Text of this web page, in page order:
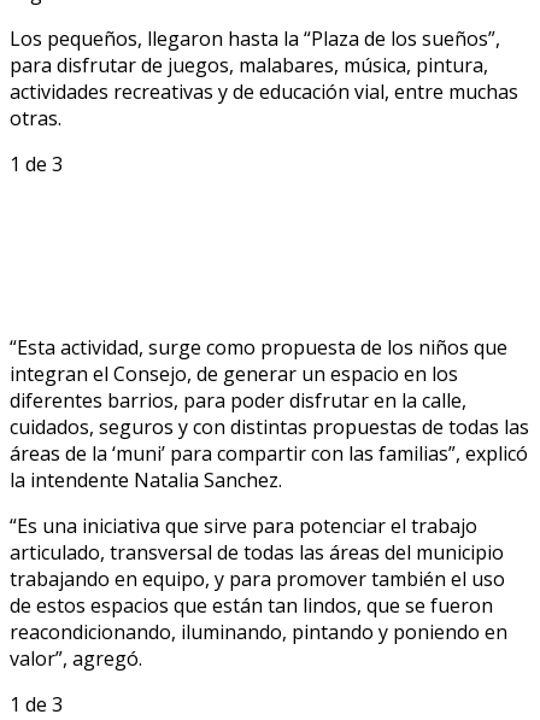
Los pequeños, llegaron hasta la “Plaza de los sueños”,
para disfrutar de juegos, malabares, música, pintura,
actividades recreativas y de educación vial, entre muchas
otras.
1 de 3
“Esta actividad, surge como propuesta de los niños que
integran el Consejo, de generar un espacio en los
diferentes barrios, para poder disfrutar en la calle,
cuidados, seguros y con distintas propuestas de todas las
áreas de la ‘muni’ para compartir con las familias”, explicó
la intendente Natalia Sanchez.
“Es una iniciativa que sirve para potenciar el trabajo
articulado, transversal de todas las áreas del municipio
trabajando en equipo, y para promover también el uso
de estos espacios que están tan lindos, que se fueron
reacondicionando, iluminando, pintando y poniendo en
valor”, agregó.
1 de 3